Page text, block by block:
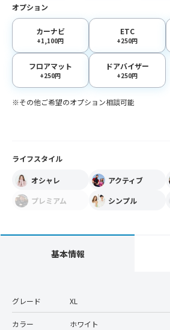
オプション
カーナビ
+1,100円
ETC
+250円
フロアマット
+250円
ドアバイザー
+250円
※その他ご希望のオプション相談可能
ライフスタイル
オシャレ アクティブ
プレミアム
シンプル
基本情報
グレード XL
カラー ホワイト